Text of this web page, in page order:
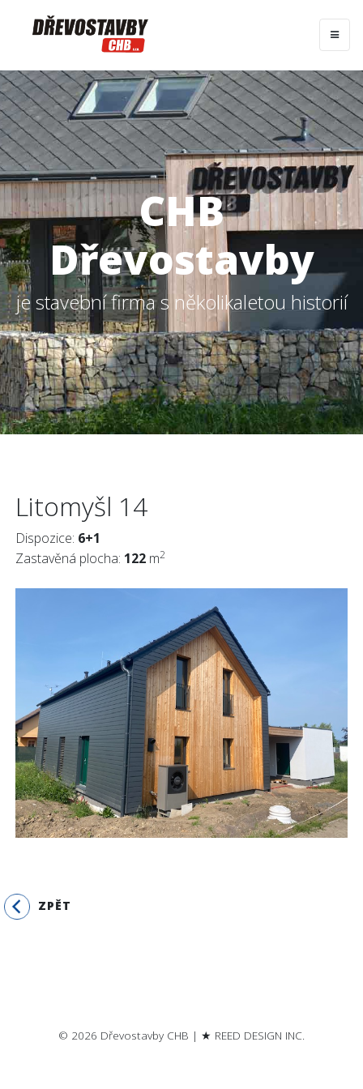
CHB
Dřevostavby
je stavební firma s několikaletou historií
Litomyšl 14
Dispozice: 6+1
Zastavěná plocha: 122 m2
ZPĚT
© 2026 Dřevostavby CHB | ★ REED DESIGN INC.